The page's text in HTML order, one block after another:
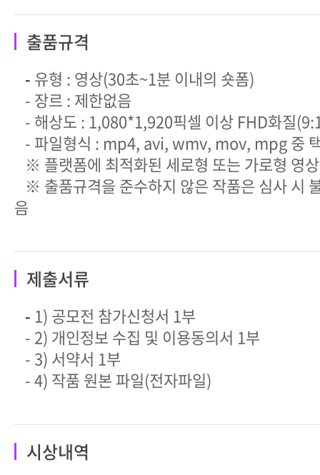
출품규격
- 유형 : 영상(30초~1분 이내의 숏폼)
- 장르 : 제한없음
- 해상도 : 1,080*1,920픽셀 이상 FHD화질
- 파일형식 : mp4, avi, wmv, mov, mpg 중
※ 플랫폼에 최적화된 세로형 또는 가로형 영상
※ 출품규격을 준수하지 않은 작품은 심사 시
음
제출서류
- 1) 공모전 참가신청서 1부
- 2) 개인정보 수집 및 이용동의서 1부
- 3) 서약서 1부
- 4) 작품 원본 파일(전자파일)
시상내역